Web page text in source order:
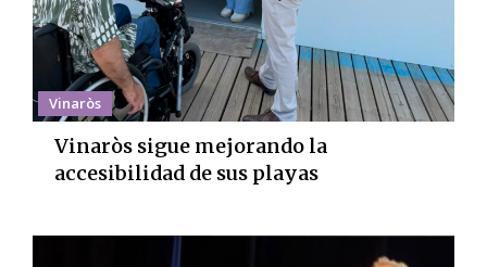
Vinaròs
Vinaròs sigue mejorando la
accesibilidad de sus playas